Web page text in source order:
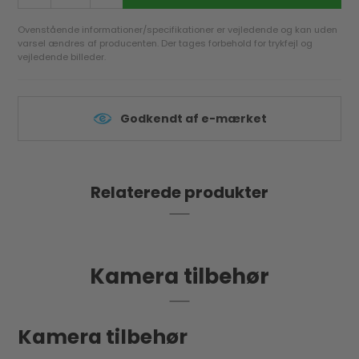
Ovenstående informationer/specifikationer er vejledende og kan uden
varsel ændres af producenten. Der tages forbehold for trykfejl og
vejledende billeder.
Godkendt af e-mærket
Relaterede produkter
Kamera tilbehør
Kamera tilbehør